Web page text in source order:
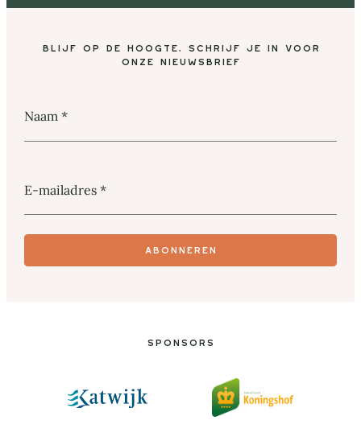
Blijf op de hoogte, schrijf je in voor
onze nieuwsbrief
Naam*
E-mailadres*
Abonneren
Sponsors